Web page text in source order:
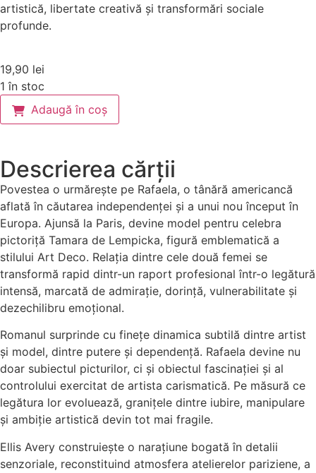
artistică, libertate creativă și transformări sociale
profunde.
19,90 lei
1 în stoc
Adaugă în coș
Descrierea cărții
Povestea o urmărește pe Rafaela, o tânără americancă
aflată în căutarea independenței și a unui nou început în
Europa. Ajunsă la Paris, devine model pentru celebra
pictoriță Tamara de Lempicka, figură emblematică a
stilului Art Deco. Relația dintre cele două femei se
transformă rapid dintr-un raport profesional într-o legătură
intensă, marcată de admirație, dorință, vulnerabilitate și
dezechilibru emoțional.
Romanul surprinde cu finețe dinamica subtilă dintre artist
și model, dintre putere și dependență. Rafaela devine nu
doar subiectul picturilor, ci și obiectul fascinației și al
controlului exercitat de artista carismatică. Pe măsură ce
legătura lor evoluează, granițele dintre iubire, manipulare
și ambiție artistică devin tot mai fragile.
Ellis Avery construiește o narațiune bogată în detalii
senzoriale, reconstituind atmosfera atelierelor pariziene, a